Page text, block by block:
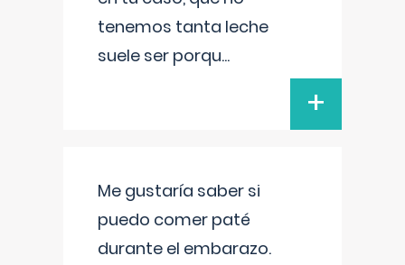
tenemos tanta leche
suele ser porqu...
+
Me gustaría saber si
puedo comer paté
durante el embarazo.